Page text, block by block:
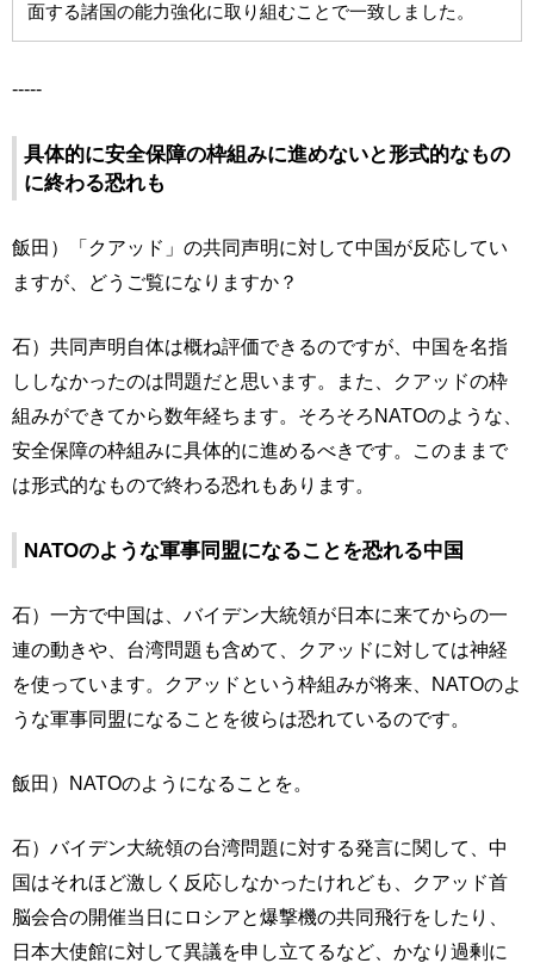
面する諸国の能力強化に取り組むことで一致しました。
-----
具体的に安全保障の枠組みに進めないと形式的なもの
に終わる恐れも
飯田）「クアッド」の共同声明に対して中国が反応してい
ますが、どうご覧になりますか？
石）共同声明自体は概ね評価できるのですが、中国を名指
ししなかったのは問題だと思います。また、クアッドの枠
組みができてから数年経ちます。そろそろNATOのような、
安全保障の枠組みに具体的に進めるべきです。このままで
は形式的なもので終わる恐れもあります。
NATOのような軍事同盟になることを恐れる中国
石）一方で中国は、バイデン大統領が日本に来てからの一
連の動きや、台湾問題も含めて、クアッドに対しては神経
を使っています。クアッドという枠組みが将来、NATOのよ
うな軍事同盟になることを彼らは恐れているのです。
飯田）NATOのようになることを。
石）バイデン大統領の台湾問題に対する発言に関して、中
国はそれほど激しく反応しなかったけれども、クアッド首
脳会合の開催当日にロシアと爆撃機の共同飛行をしたり、
日本大使館に対して異議を申し立てるなど、かなり過剰に